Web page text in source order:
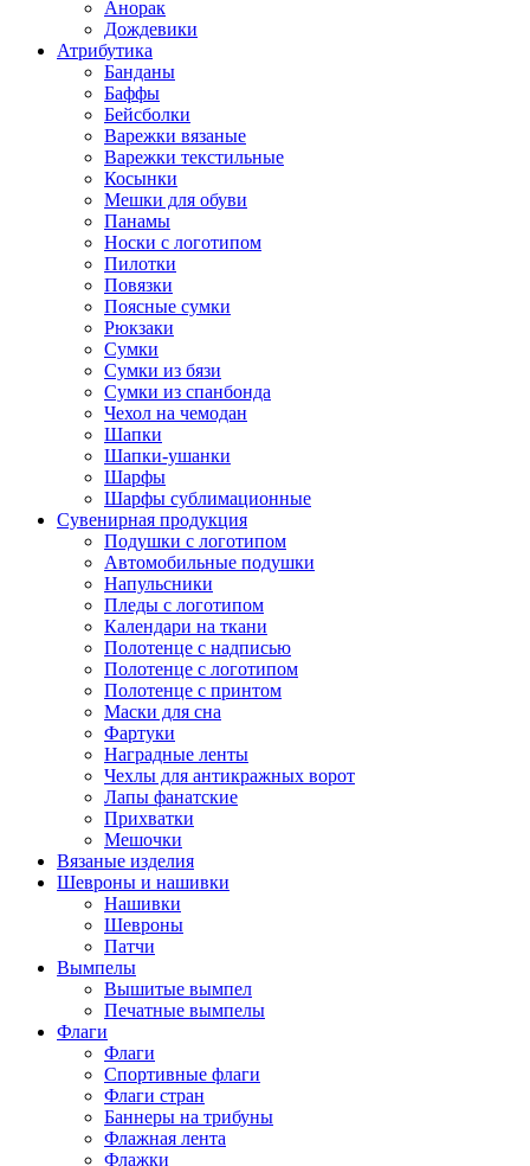
Анорак
Дождевики
Атрибутика
Банданы
Баффы
Бейсболки
Варежки вязаные
Варежки текстильные
Косынки
Мешки для обуви
Панамы
Носки с логотипом
Пилотки
Повязки
Поясные сумки
Рюкзаки
Сумки
Сумки из бязи
Сумки из спанбонда
Чехол на чемодан
Шапки
Шапки-ушанки
Шарфы
Шарфы сублимационные
Сувенирная продукция
Подушки с логотипом
Автомобильные подушки
Напульсники
Пледы с логотипом
Календари на ткани
Полотенце с надписью
Полотенце с логотипом
Полотенце с принтом
Маски для сна
Фартуки
Наградные ленты
Чехлы для антикражных ворот
Лапы фанатские
Прихватки
Мешочки
Вязаные изделия
Шевроны и нашивки
Нашивки
Шевроны
Патчи
Вымпелы
Вышитые вымпел
Печатные вымпелы
Флаги
Флаги
Спортивные флаги
Флаги стран
Баннеры на трибуны
Флажная лента
Флажки